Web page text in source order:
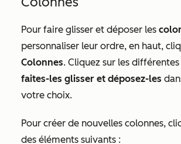
Pour faire glisser et déposer les
personnaliser leur ordre, en haut,
Colonnes. Cliquez sur les
faites-les glisser et déposez-les
votre choix.
Pour créer de nouvelles colonnes,
des éléments suivants :